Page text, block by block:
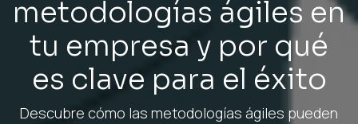
metodologías ágiles en
tu empresa y por qué
es clave para el éxito
Descubre cómo las metodologías ágiles pueden